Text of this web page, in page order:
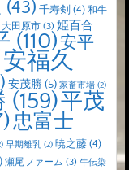
(43) 千寿剣 (4) 和牛
大田原市 (3) 姫百合
(110)安平
安福久
安茂勝 (5) 家畜市場 (2)
(159)平茂
忠富士
早期離乳 (2) 暁之藤 (4)
瀬尾ファーム (3) 牛伝染